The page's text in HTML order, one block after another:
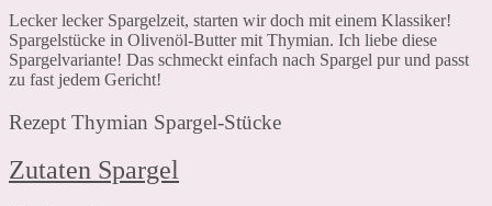
Lecker lecker Spargelzeit, starten wir doch mit einem Klassiker!
Spargelstücke in Olivenöl-Butter mit Thymian. Ich liebe diese
Spargelvariante! Das schmeckt einfach nach Spargel pur und passt
zu fast jedem Gericht!
Rezept Thymian Spargel-Stücke
Zutaten Spargel